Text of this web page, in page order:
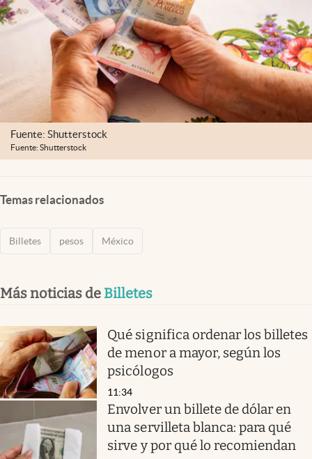
abre en nueva pestaña
México
Fuente: Shutterstock
Fuente: Shutterstock
Temas relacionados
Billetes pesos México
Más noticias de Billetes
Qué significa ordenar los billetes
de menor a mayor, según los
psicólogos
11:34
Envolver un billete de dólar en
una servilleta blanca: para qué
sirve y por qué lo recomiendan